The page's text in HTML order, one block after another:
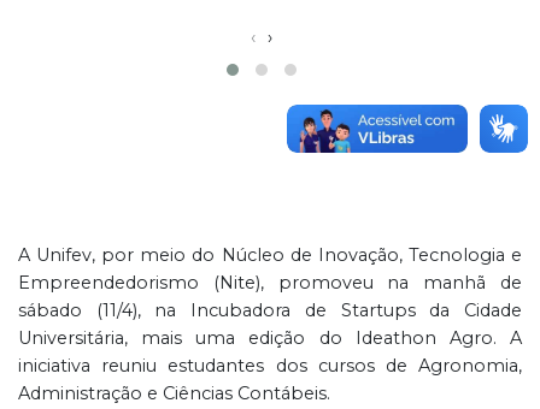
‹ ›
A Unifev, por meio do Núcleo de Inovação, Tecnologia e
Empreendedorismo (Nite), promoveu na manhã de
sábado (11/4), na Incubadora de Startups da Cidade
Universitária, mais uma edição do Ideathon Agro. A
iniciativa reuniu estudantes dos cursos de Agronomia,
Administração e Ciências Contábeis.